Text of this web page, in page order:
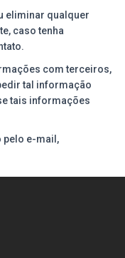
eliminar qualquer
caso tenha
com terceiros,
tal informação
tais informações
pelo e-mail,